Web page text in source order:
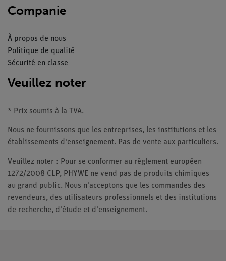
Companie
À propos de nous
Politique de qualité
Sécurité en classe
Veuillez noter
* Prix soumis à la TVA.
Nous ne fournissons que les entreprises, les institutions et les
établissements d'enseignement. Pas de vente aux particuliers.
Veuillez noter : Pour se conformer au règlement européen
1272/2008 CLP, PHYWE ne vend pas de produits chimiques
au grand public. Nous n'acceptons que les commandes des
revendeurs, des utilisateurs professionnels et des institutions
de recherche, d'étude et d'enseignement.